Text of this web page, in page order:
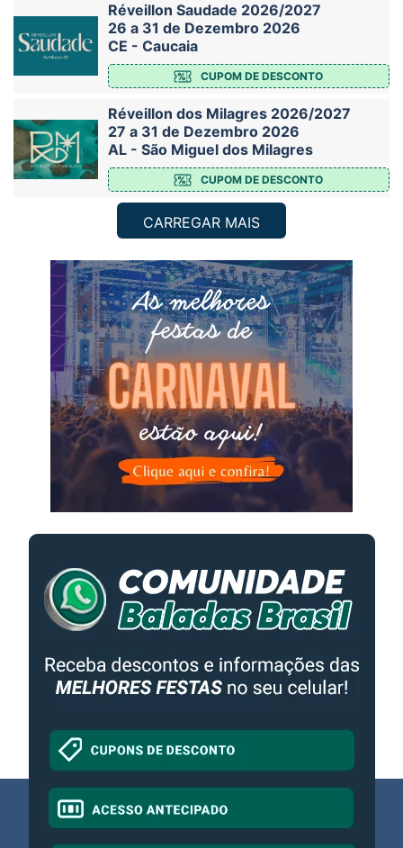
Réveillon Saudade 2026/2027
26 a 31 de Dezembro 2026
CE - Caucaia
CUPOM DE DESCONTO
Réveillon dos Milagres 2026/2027
27 a 31 de Dezembro 2026
AL - São Miguel dos Milagres
CUPOM DE DESCONTO
CARREGAR MAIS